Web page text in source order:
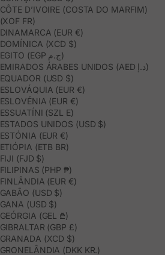
CÔTE D’IVOIRE (COSTA DO MARFIM)
(XOF FR)
DINAMARCA (EUR €)
DOMÍNICA (XCD $)
EGITO (EGP ج.م)
EMIRADOS ÁRABES UNIDOS (AED د.إ)
EQUADOR (USD $)
ESLOVÁQUIA (EUR €)
ESLOVÉNIA (EUR €)
ESSUATÍNI (SZL E)
ESTADOS UNIDOS (USD $)
ESTÓNIA (EUR €)
ETIÓPIA (ETB BR)
FIJI (FJD $)
FILIPINAS (PHP ₱)
FINLÂNDIA (EUR €)
GABÃO (USD $)
GANA (USD $)
GEÓRGIA (GEL ₾)
GIBRALTAR (GBP £)
GRANADA (XCD $)
GRONELÂNDIA (DKK KR.)